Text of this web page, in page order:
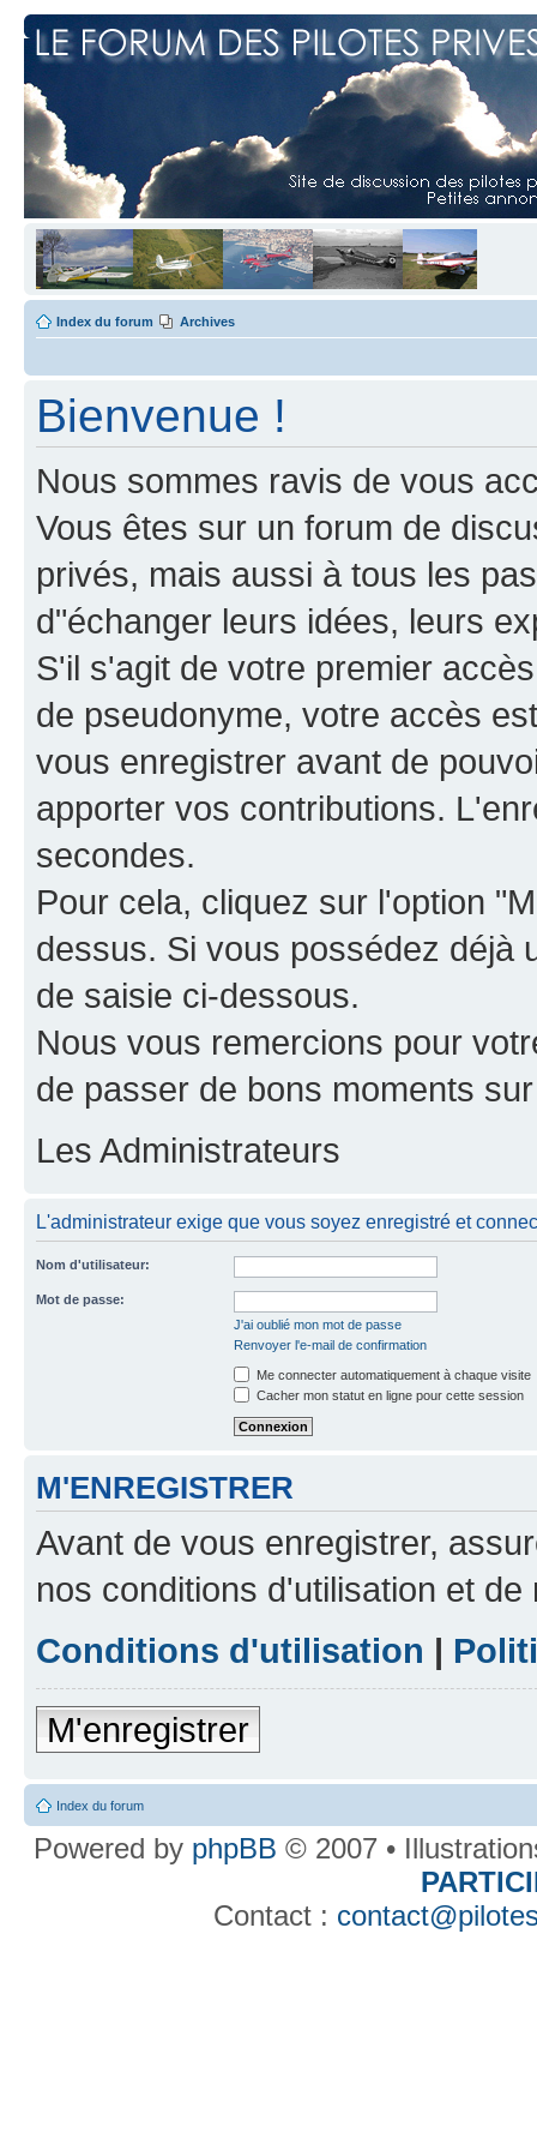
Index du forum Archives
Bienvenue !
Nous sommes ravis de vous
Vous êtes sur un forum de
privés, mais aussi à tous les
d"échanger leurs idées, leurs
S'il s'agit de votre premier
de pseudonyme, votre accès
vous enregistrer avant de
apporter vos contributions.
secondes.
Pour cela, cliquez sur l'option
dessus. Si vous possédez déjà
de saisie ci-dessous.
Nous vous remercions pour
de passer de bons moments
Les Administrateurs
L'administrateur exige que vous soyez enregistré et
Nom d'utilisateur:
Mot de passe:
J'ai oublié mon mot de passe
Renvoyer l'e-mail de confirmation
Me connecter automatiquement à chaque visite
Cacher mon statut en ligne pour cette session
M'ENREGISTRER
Avant de vous enregistrer,
nos conditions d'utilisation et
Conditions d'utilisation |
M'enregistrer
Index du forum
Powered by phpBB © 2007 •
Contact :